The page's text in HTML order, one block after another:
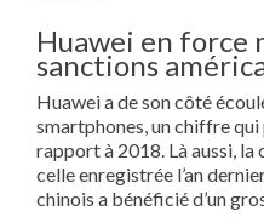
Huawei en force
sanctions
Huawei a de son côté
smartphones, un chiffre
rapport à 2018. Là aussi, la
celle enregistrée l’an
chinois a bénéficié d’un